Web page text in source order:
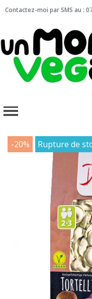
Contactez-moi par SMS au :
-20% Rupture de